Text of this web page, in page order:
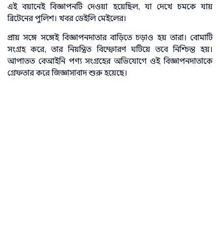
এই বয়ানেই বিজ্ঞাপনটি দেওয়া হয়েছিল, যা দেখে চমকে যায়
ব্রিটেনের পুলিশ। খবর ডেইলি মেইলের।
প্রায় সঙ্গে সঙ্গেই বিজ্ঞাপনদাতার বাড়িতে চড়াও হয় তারা। বোমাটি
সংগ্রহ করে, তার নিয়ন্ত্রিত বিস্ফোরণ ঘটিয়ে তবে নিশ্চিন্ত হয়।
আপাতত বেআইনি পণ্য সংগ্রহের অভিযোগে ওই বিজ্ঞাপনদাতাকে
গ্রেফতার করে জিজ্ঞাসাবাদ শুরু হয়েছে।